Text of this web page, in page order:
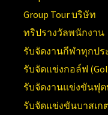
Group Tour บริษัท
ทริปรางวัลพนักงาน
รับจัดงานกีฬาทุกปร
รับจัดแข่งกอล์ฟ
รับจัดงานแข่งขันฟุต
รับจัดแข่งขันบาสเก